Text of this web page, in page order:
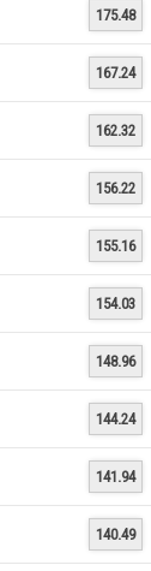
175.48
167.24
162.32
156.22
155.16
154.03
148.96
144.24
141.94
140.49